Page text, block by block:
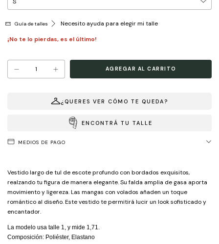
Guía de talles Necesito ayuda para elegir mi talle
¿QUERES VER CÓMO TE QUEDA?
ENCONTRÁ TU TALLE
¡No te lo pierdas, es el último!
MEDIOS DE PAGO
Vestido largo de tul de escote profundo con bordados exquisitos,
realzando tu figura de manera elegante. Su falda amplia de gasa aporta
movimiento y ligereza. Las mangas con volados añaden un toque
romántico al diseño. Este vestido te permitirá lucir un look sofisticado y
encantador.
La modelo usa talle 1, y mide 1,71.
Composición: Poliéster, Elastano